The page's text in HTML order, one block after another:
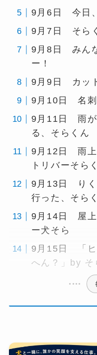
9月6日 今日
9月7日 そら
9月8日 みん
ー！
9月9日 カッ
9月10日 名刺
9月11日 雨が
る、そらくん
9月12日 雨上
トリバーそら
9月13日 りく
行った、そら
9月14日 屋上
ー犬そら
9月15日 「ヒ
へん？」by そ